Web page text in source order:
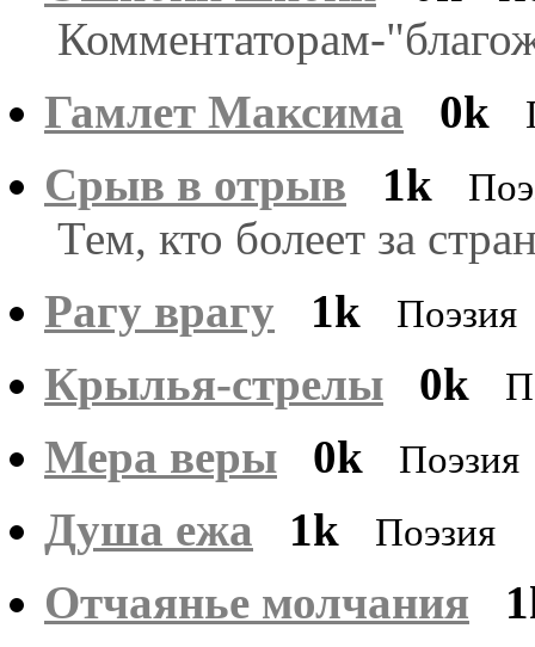
Комментаторам-
Гамлет Максима
0k
Срыв в отрыв 1k
Тем, кто болеет за
Рагу врагу
1k Поэзия
Крылья-стрелы 0k
Мера веры 0k Поэзия
Душа ежа 1k Поэзия
Отчаянье молчания